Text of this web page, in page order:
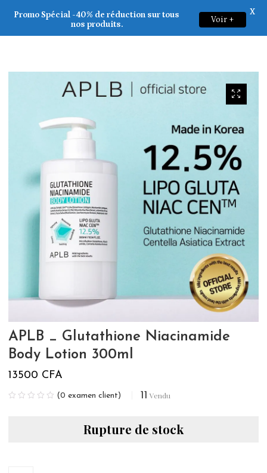
APLB _ Glutathione Niacinamide Body Lotion 300ml
APLB _ Glutathione Niacinamide
Body Lotion 300ml
13500 CFA
(0 examen client) 11 Vendu
Rupture de stock
Promo Spécial -40% de réduction sur tous
nos produits.
Voir +
X